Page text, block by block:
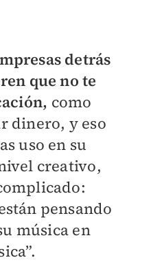
detrás
que no te
como
dinero, y eso
uso en su
creativo,
pensando
música en